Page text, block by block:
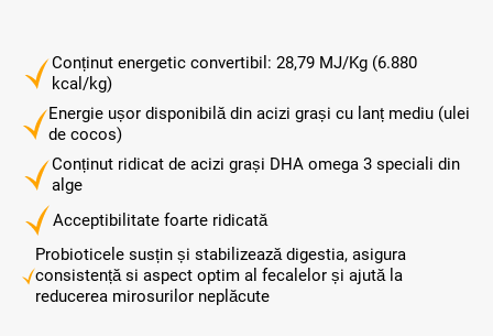
Conținut energetic convertibil: 28,79 MJ/Kg (6.880
kcal/kg)
Energie ușor disponibilă din acizi grași cu lanț mediu (ulei
de cocos)
Conținut ridicat de acizi grași DHA omega 3 speciali din
alge
Acceptibilitate foarte ridicată
Probioticele susțin și stabilizează digestia, asigura
consistență si aspect optim al fecalelor și ajută la
reducerea mirosurilor neplăcute